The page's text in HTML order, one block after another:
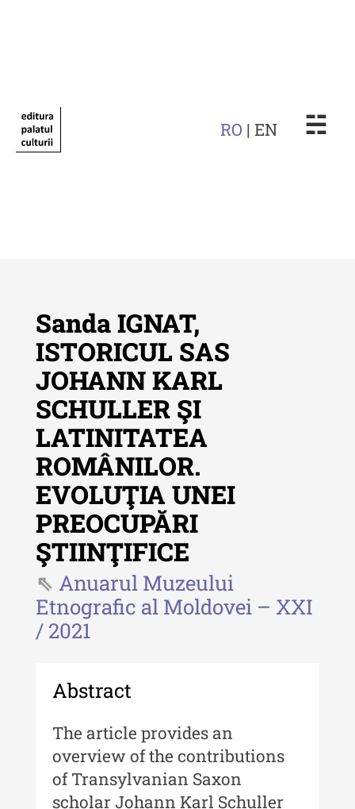
RO | EN ☵
Revista "Cercetări istorice"
Revista "Cercetări istorice" - XLIV
- 2025
Revista "Cercetări istorice" - XLIII
- 2024
Revista "Cercetări istorice" - XLII -
2023
Indexul Complet
Buletinul ”Ioan Neculce” al Muzeului
de Istorie a Moldovei
Muzeului de Istorie a Moldovei -
XXIV / 2018
Buletinul ”Ioan Neculce” al
Muzeului de Istorie a Moldovei -
XXIII / 2017
Buletinul ”Ioan Neculce” al
Sanda IGNAT,
ISTORICUL SAS
JOHANN KARL
SCHULLER ŞI
LATINITATEA
ROMÂNILOR.
EVOLUŢIA UNEI
PREOCUPĂRI
ŞTIINŢIFICE
Anuarul Muzeului
Etnografic al Moldovei – XXI
/ 2021
Abstract
The article provides an
overview of the contributions
of Transylvanian Saxon
scholar Johann Karl Schuller